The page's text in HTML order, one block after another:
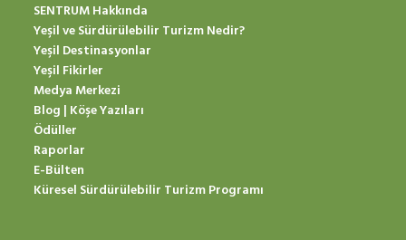
SENTRUM Hakkında
Yeşil ve Sürdürülebilir Turizm Nedir?
Yeşil Destinasyonlar
Yeşil Fikirler
Medya Merkezi
Blog | Köşe Yazıları
Ödüller
Raporlar
E-Bülten
Küresel Sürdürülebilir Turizm Programı